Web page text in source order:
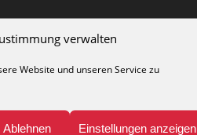
verwalten
Website und unseren Service zu
Ablehnen Einstellungen anzeigen
MEDIA
Kataloge
Presse